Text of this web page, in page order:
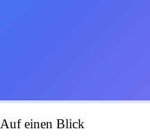
Auf einen Blick